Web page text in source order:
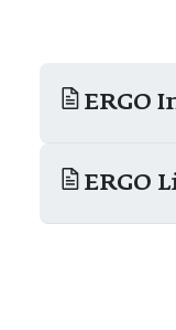
ERGO
ERGO